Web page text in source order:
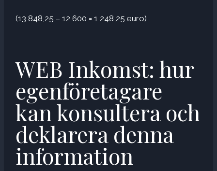
(13 848,25 – 12 600 = 1 248,25 euro)
WEB Inkomst: hur
egenföretagare
kan konsultera och
deklarera denna
information